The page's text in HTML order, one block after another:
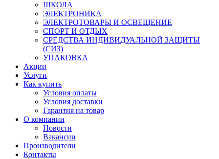
ШКОЛА
ЭЛЕКТРОНИКА
ЭЛЕКТРОТОВАРЫ И ОСВЕЩЕНИЕ
СПОРТ И ОТДЫХ
СРЕДСТВА ИНДИВИДУАЛЬНОЙ ЗАЩИТЫ
(СИЗ)
УПАКОВКА
Акции
Услуги
Как купить
Условия оплаты
Условия доставки
Гарантия на товар
О компании
Новости
Вакансии
Производители
Контакты